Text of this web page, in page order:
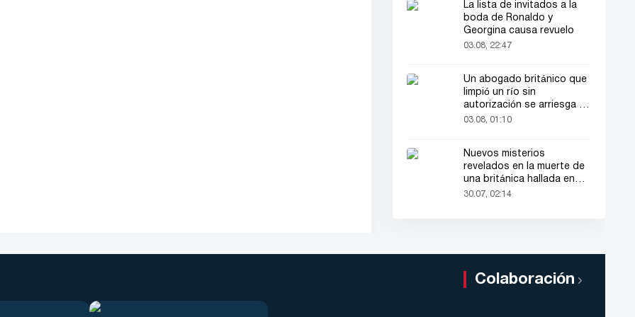
La lista de invitados a la
boda de Ronaldo y
Georgina causa revuelo
03.08, 22:47
Un abogado británico que
limpió un río sin
autorización se arriesga a
hasta 2 años de cárcel
03.08, 01:10
Nuevos misterios
revelados en la muerte de
una británica hallada en
una maleta
30.07, 02:14
Colaboración